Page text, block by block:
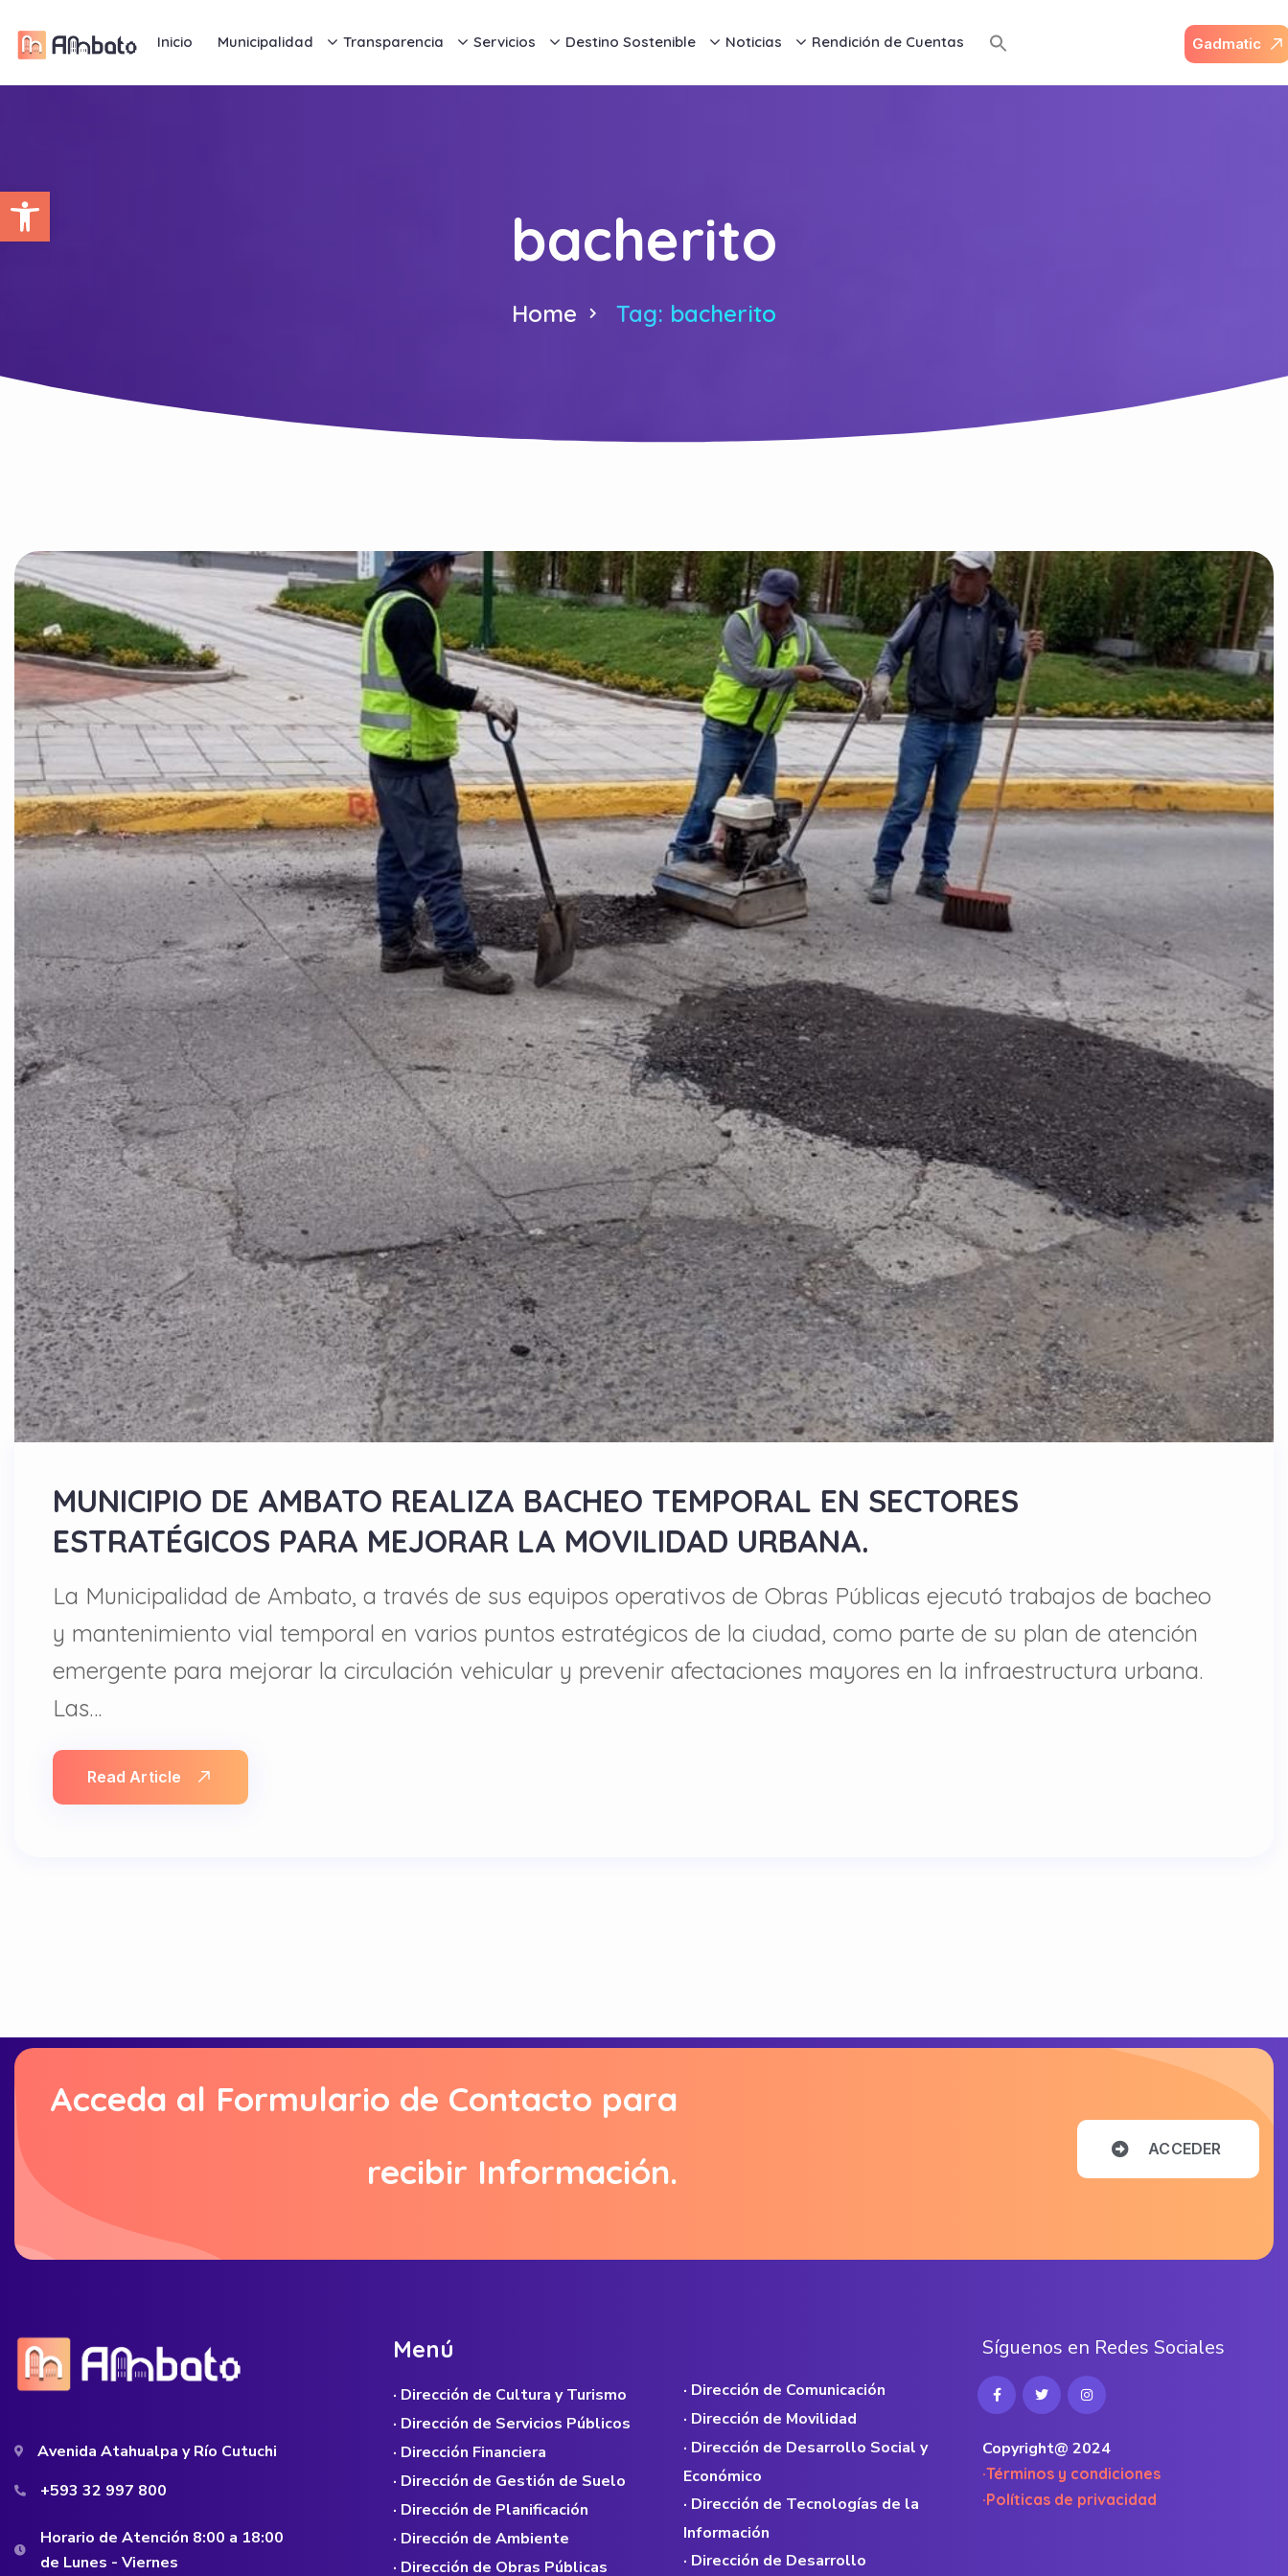
Abrir barra de herramientas
Inicio Municipalidad Transparencia Servicios Destino Sostenible Noticias Rendición de Cuentas Gadmatic
bacherito
Home Tag: bacherito
MUNICIPIO DE AMBATO REALIZA BACHEO TEMPORAL EN SECTORES
ESTRATÉGICOS PARA MEJORAR LA MOVILIDAD URBANA.
La Municipalidad de Ambato, a través de sus equipos operativos de Obras Públicas ejecutó trabajos de bacheo
y mantenimiento vial temporal en varios puntos estratégicos de la ciudad, como parte de su plan de atención
emergente para mejorar la circulación vehicular y prevenir afectaciones mayores en la infraestructura urbana.
Las…
Read Article
Acceda al Formulario de Contacto para
recibir Información.
ACCEDER
Avenida Atahualpa y Río Cutuchi
+593 32 997 800
Horario de Atención 8:00 a 18:00
de Lunes - Viernes
Menú
· Dirección de Cultura y Turismo
· Dirección de Servicios Públicos
· Dirección Financiera
· Dirección de Gestión de Suelo
· Dirección de Planificación
· Dirección de Ambiente
· Dirección de Obras Públicas
· Dirección de Comunicación
· Dirección de Movilidad
· Dirección de Desarrollo Social y
Económico
· Dirección de Tecnologías de la
Información
· Dirección de Desarrollo
Síguenos en Redes Sociales
Copyright@ 2024
·Términos y condiciones
·Políticas de privacidad